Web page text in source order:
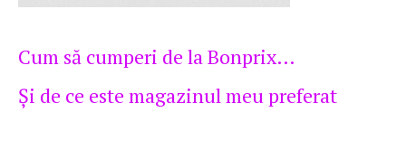
Cum să cumperi de la Bonprix…
Şi de ce este magazinul meu preferat